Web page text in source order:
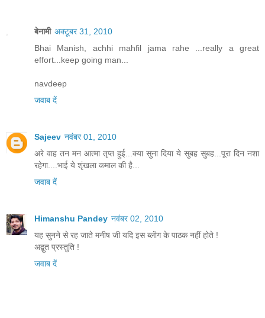
बेनामी अक्टूबर 31, 2010
Bhai Manish, achhi mahfil jama rahe ...really a great
effort...keep going man...
navdeep
जवाब दें
Sajeev नवंबर 01, 2010
अरे वाह तन मन आत्मा तृप्त हुई...क्या सुना दिया ये सुबह सुबह...पूरा दिन नशा
रहेगा....भाई ये शृंखला कमाल की है...
जवाब दें
Himanshu Pandey नवंबर 02, 2010
यह सुनने से रह जाते मनीष जी यदि इस ब्लॊग के पाठक नहीं होते !‌
अद्बुत प्रस्तुति !‌
जवाब दें